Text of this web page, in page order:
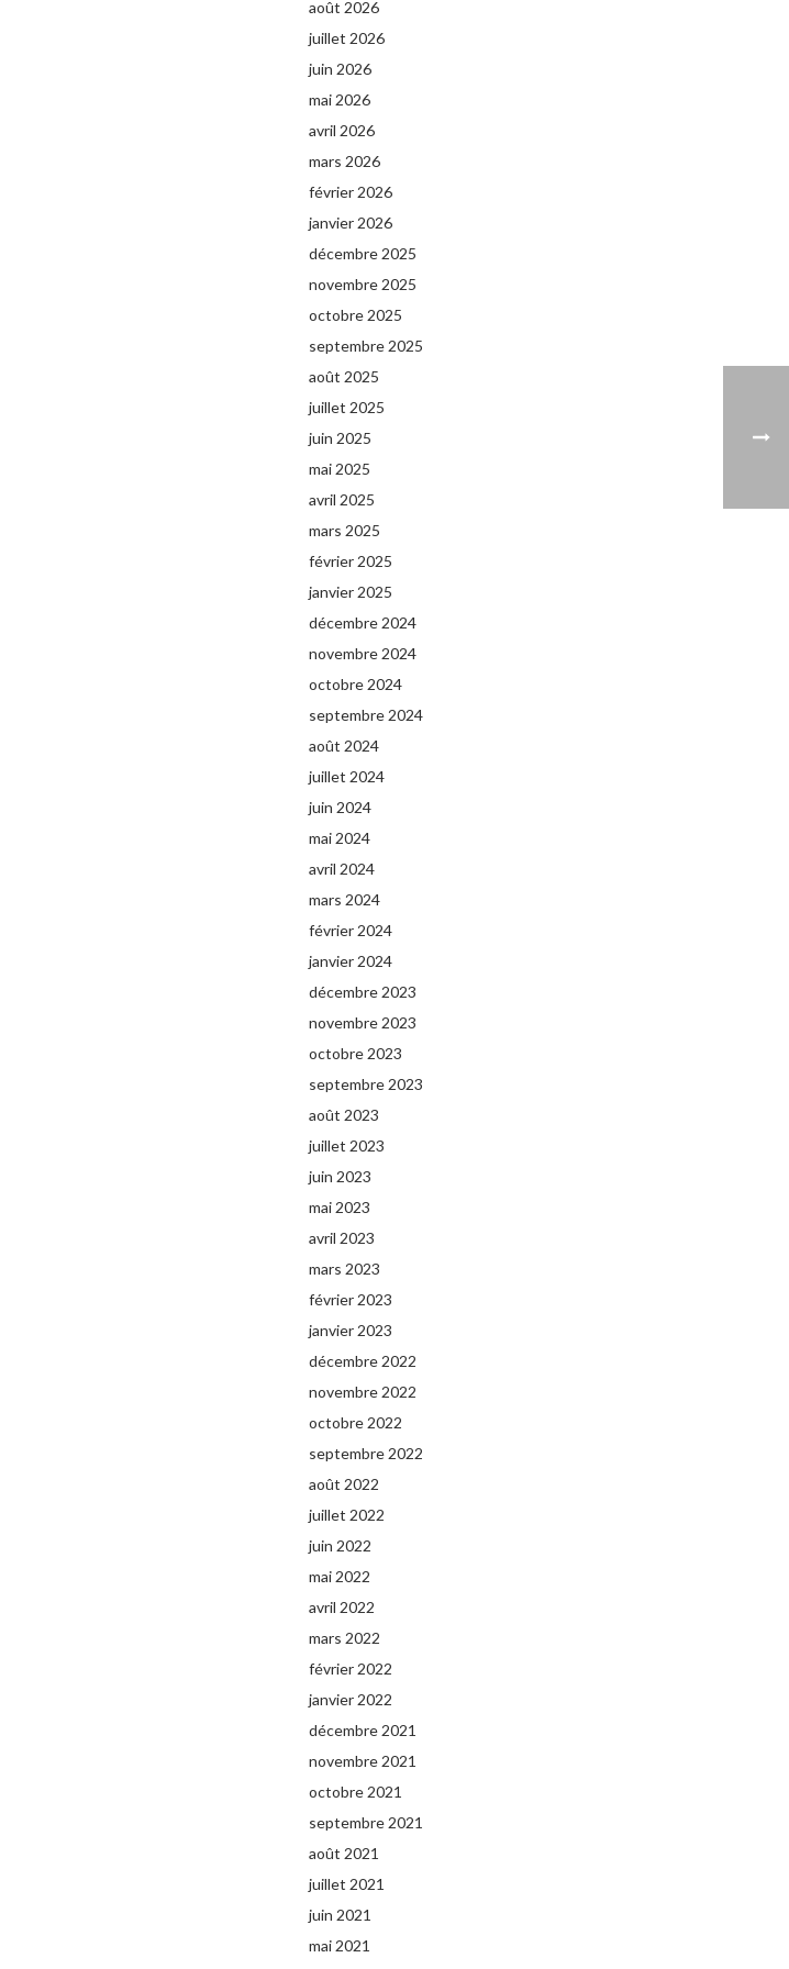
août 2026
juillet 2026
juin 2026
mai 2026
avril 2026
mars 2026
février 2026
janvier 2026
décembre 2025
novembre 2025
octobre 2025
septembre 2025
août 2025
juillet 2025
juin 2025
mai 2025
avril 2025
mars 2025
février 2025
janvier 2025
décembre 2024
novembre 2024
octobre 2024
septembre 2024
août 2024
juillet 2024
juin 2024
mai 2024
avril 2024
mars 2024
février 2024
janvier 2024
décembre 2023
novembre 2023
octobre 2023
septembre 2023
août 2023
juillet 2023
juin 2023
mai 2023
avril 2023
mars 2023
février 2023
janvier 2023
décembre 2022
novembre 2022
octobre 2022
septembre 2022
août 2022
juillet 2022
juin 2022
mai 2022
avril 2022
mars 2022
février 2022
janvier 2022
décembre 2021
novembre 2021
octobre 2021
septembre 2021
août 2021
juillet 2021
juin 2021
mai 2021